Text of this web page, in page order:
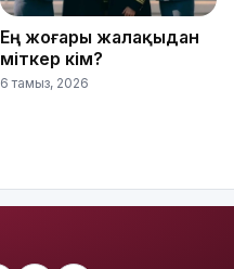
Ең жоғары жалақыдан
үміткер кім?
6 тамыз, 2026